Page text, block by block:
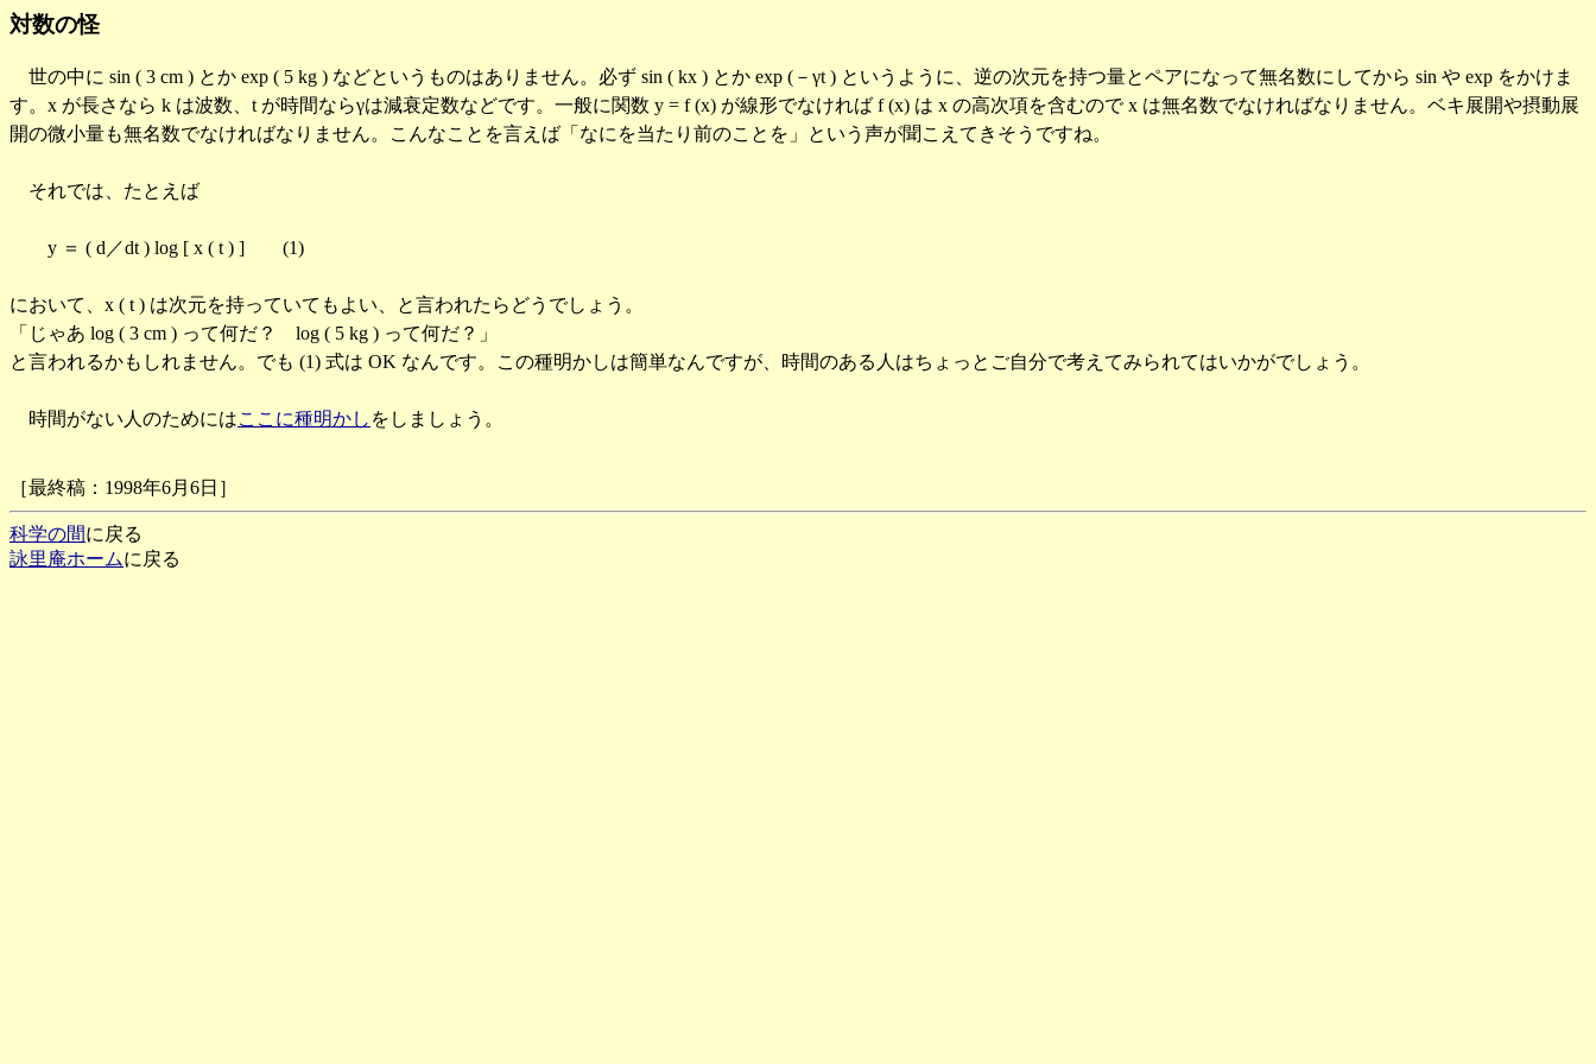
対数の怪
世の中に sin ( 3 cm ) とか exp ( 5 kg ) などというものはありません。必ず sin ( kx ) とか exp (－γt ) というように、逆の次元を持つ量とペアになって無名数にしてから sin や exp をかけま
す。x が長さなら k は波数、t が時間ならγは減衰定数などです。一般に関数 y = f (x) が線形でなければ f (x) は x の高次項を含むので x は無名数でなければなりません。ベキ展開や摂動展
開の微小量も無名数でなければなりません。こんなことを言えば「なにを当たり前のことを」という声が聞こえてきそうですね。
それでは、たとえば
y ＝ ( d／dt ) log [ x ( t ) ] (1)
において、x ( t ) は次元を持っていてもよい、と言われたらどうでしょう。
「じゃあ log ( 3 cm ) って何だ？ log ( 5 kg ) って何だ？」
と言われるかもしれません。でも (1) 式は OK なんです。この種明かしは簡単なんですが、時間のある人はちょっとご自分で考えてみられてはいかがでしょう。
時間がない人のためにはここに種明かし をしましょう。
［最終稿：1998年6月6日］
科学の間に戻る
詠里庵ホームに戻る